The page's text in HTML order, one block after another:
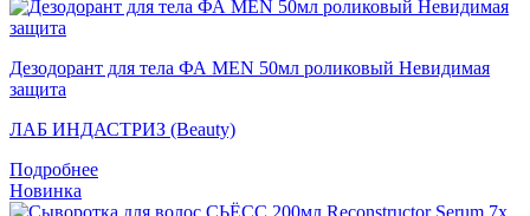
Дезодорант для тела ФА MEN 50мл роликовый Невидимая
защита
ЛАБ ИНДАСТРИЗ (Beauty)
Подробнее
Новинка